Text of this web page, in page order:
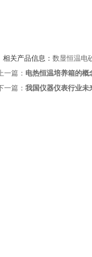
相关产品信息： 数显恒温电
一篇： 电热恒温培养箱的概
一篇： 我国仪器仪表行业未